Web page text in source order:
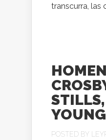
transcurra, las
YOUNG
POSTED BY